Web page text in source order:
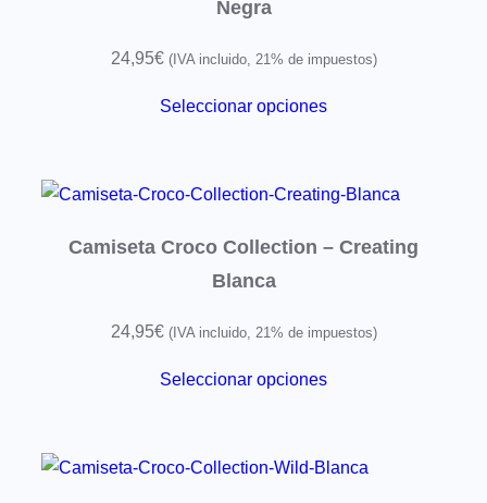
c
Negra
24,95€ (IVA incluido, 21% de impuestos)
Seleccionar opciones
Camiseta Croco Collection – Creating
Blanca
24,95€ (IVA incluido, 21% de impuestos)
Seleccionar opciones